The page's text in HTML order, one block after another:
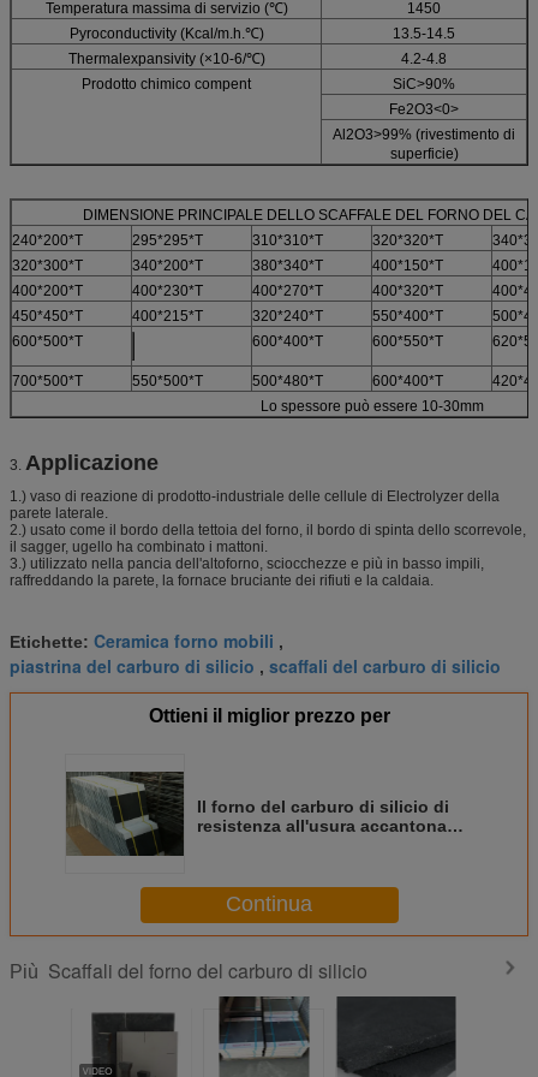
Temperatura massima di servizio (℃)
1450
Pyroconductivity (Kcal/m.h.℃)
13.5-14.5
Thermalexpansivity (×10-6/℃)
4.2-4.8
Prodotto chimico compent
SiC>90%
Fe2O3<0>
Al2O3>99% (rivestimento di
superficie)
DIMENSIONE PRINCIPALE DELLO SCAFFALE DEL FORNO DEL
240*200*T
295*295*T 310*310*T 320*320*T
320*300*T
340*200*T 380*340*T 400*150*T
400*200*T
400*230*T 400*270*T 400*320*T
450*450*T
400*215*T 320*240*T 550*400*T
600*500*T
600*400*T 600*550*T
700*500*T 550*500*T 500*480*T 600*400*T
Lo spessore può essere 10-30mm
3. Applicazione
1.) vaso di reazione di prodotto-industriale delle cellule di Electrolyzer della
parete laterale.
2.) usato come il bordo della tettoia del forno, il bordo di spinta dello scorrevole,
il sagger, ugello ha combinato i mattoni.
3.) utilizzato nella pancia dell'altoforno, sciocchezze e più in basso impili,
raffreddando la parete, la fornace bruciante dei rifiuti e la caldaia.
Etichette: Ceramica forno mobili ,
piastrina del carburo di silicio , scaffali del carburo di silicio
Ottieni il miglior prezzo per
Il forno del carburo di silicio di
resistenza all'usura accantona
Continua
Più Scaffali del forno del carburo di silicio